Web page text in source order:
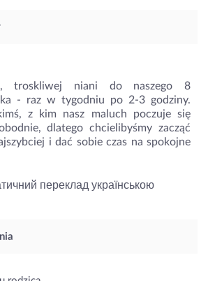
troskliwej niani do naszego 8
- raz w tygodniu po 2-3 godziny.
z kim nasz maluch poczuje się
dlatego chcielibyśmy zacząć
i dać sobie czas na spokojne
переклад українською